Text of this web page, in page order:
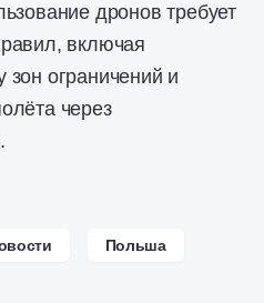
дронов требует
включая
зон ограничений и
через
Польша